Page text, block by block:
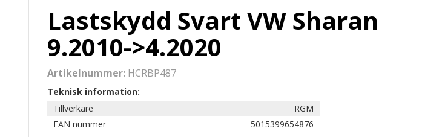
Lastskydd Svart VW Sharan
9.2010->4.2020
Artikelnummer: HCRBP487
Teknisk information:
Tillverkare
RGM
EAN nummer
5015399654876